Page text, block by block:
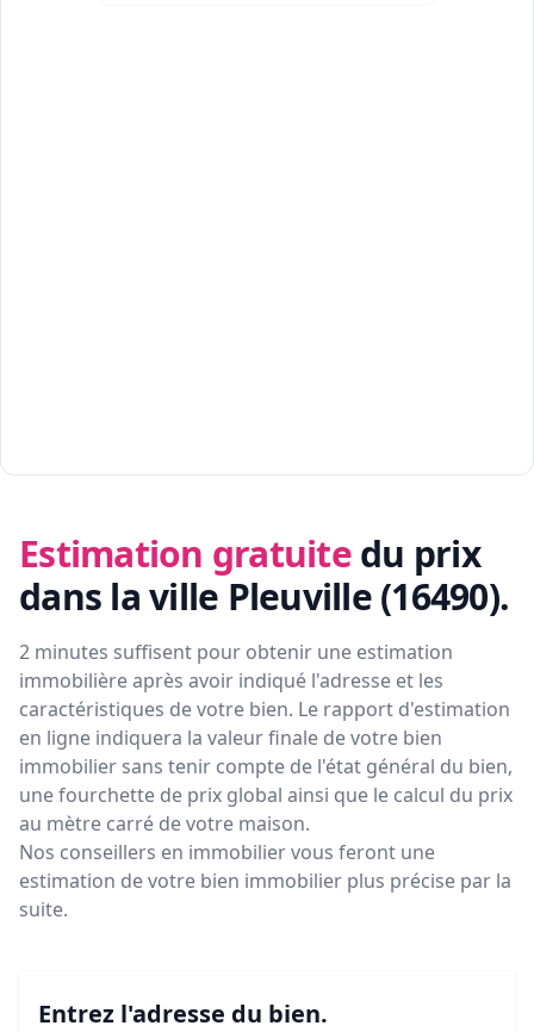
Estimation gratuite du prix
dans la ville Pleuville (16490).
2 minutes suffisent pour obtenir une estimation
immobilière après avoir indiqué l'adresse et les
caractéristiques de votre bien. Le rapport d'estimation
en ligne indiquera la valeur finale de votre bien
immobilier sans tenir compte de l'état général du bien,
une fourchette de prix global ainsi que le calcul du prix
au mètre carré de votre maison.
Nos conseillers en immobilier vous feront une
estimation de votre bien immobilier plus précise par la
suite.
Entrez l'adresse du bien.